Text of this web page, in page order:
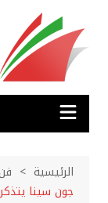
المحتوى
الرئيسية
جون سينا يتذكر